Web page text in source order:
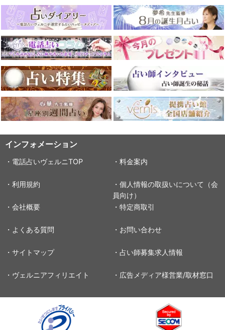
インフォメーション
・電話占いヴェルニTOP ・料金案内
・利用規約
・個人情報の取扱いについて（会
員向け）
・会社概要
・特定商取引
・よくある質問 ・お問い合わせ
・サイトマップ ・占い師募集求人情報
・ヴェルニアフィリエイト ・広告メディア様営業/取材窓口